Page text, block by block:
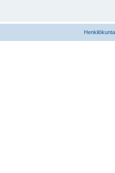
Henkilökunta